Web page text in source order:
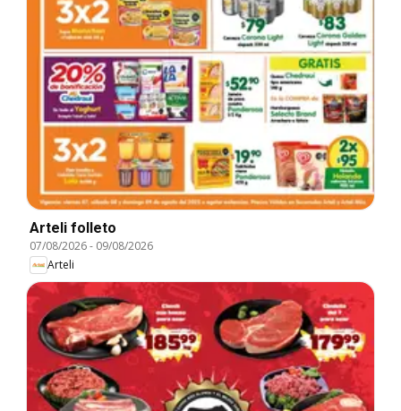
Arteli folleto
07/08/2026- 09/08/2026
Arteli